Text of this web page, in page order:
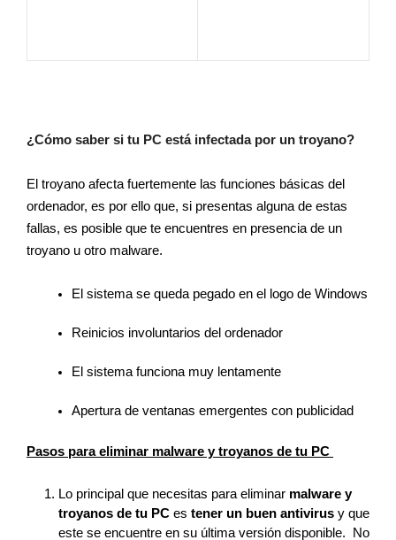
¿Cómo saber si tu PC está infectada por un troyano?
El troyano afecta fuertemente las funciones básicas del
ordenador, es por ello que, si presentas alguna de estas
fallas, es posible que te encuentres en presencia de un
troyano u otro malware.
Reinicios involuntarios del ordenador
El sistema funciona muy lentamente
Apertura de ventanas emergentes con publicidad
Pasos para eliminar malware y troyanos de tu PC
Lo principal que necesitas para eliminar malware y
troyanos de tu PC es tener un buen antivirus y que
este se encuentre en su última versión disponible.  No